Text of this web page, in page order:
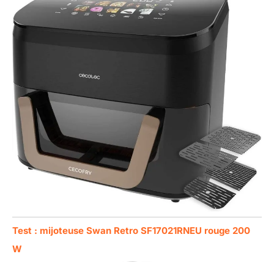
Test : mijoteuse Swan Retro SF17021RNEU rouge 200
W